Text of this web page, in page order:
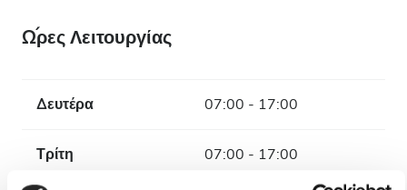
Ώρες Λειτουργίας
Δευτέρα 07:00 - 17:00
Τρίτη 07:00 - 17:00